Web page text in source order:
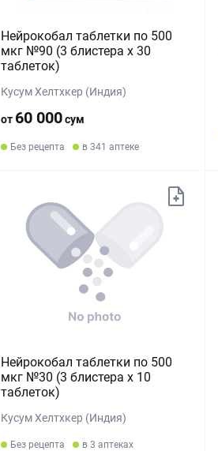
Нейрокобал таблетки по 500
мкг №90 (3 блистера х 30
таблеток)
Кусум Хелтхкер (Индия)
от 60 000сум
Без рецепта в 341 аптеке
Нейрокобал таблетки по 500
мкг №30 (3 блистера х 10
таблеток)
Кусум Хелтхкер (Индия)
Без рецепта в 3 аптеках